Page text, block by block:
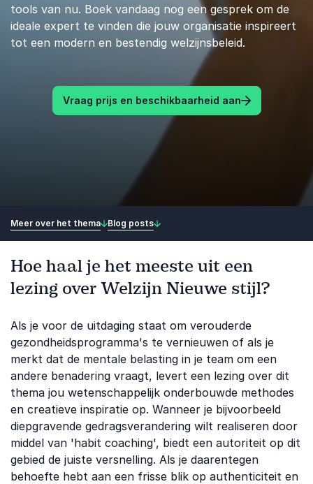
tools van nu. Boek vandaag nog een gesprek om de
ideale expert te vinden die jouw organisatie inspireert
tot een modern en bestendig welzijnsbeleid.
Vraag prijs en beschikbaarheid aan
Meer over het thema Blog posts
Hoe haal je het meeste uit een
lezing over Welzijn Nieuwe stijl?
Als je voor de uitdaging staat om verouderde
gezondheidsprogramma's te vernieuwen of als je
merkt dat de mentale belasting in je team om een
andere benadering vraagt, levert een lezing over dit
thema jou wetenschappelijk onderbouwde methodes
en creatieve inspiratie op. Wanneer je bijvoorbeeld
diepgravende gedragsverandering wilt realiseren door
middel van 'habit coaching', biedt een autoriteit op dit
gebied de juiste versnelling. Als je daarentegen
behoefte hebt aan een frisse blik op authenticiteit en